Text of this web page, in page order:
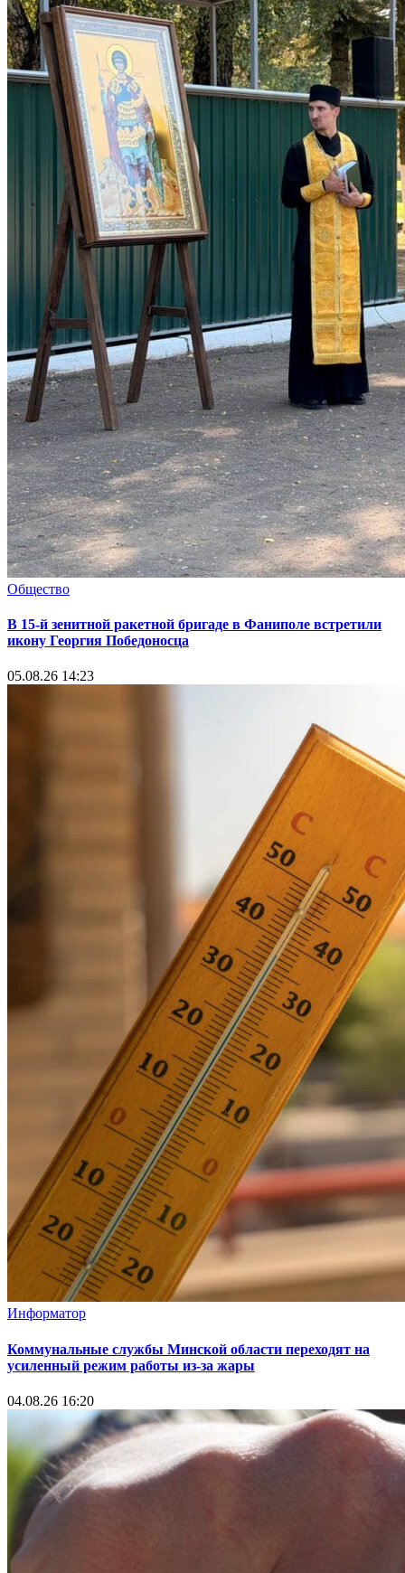
Общество
В 15-й зенитной ракетной бригаде в Фаниполе встретили
икону Георгия Победоносца
05.08.26 14:23
Информатор
Коммунальные службы Минской области переходят на
усиленный режим работы из-за жары
04.08.26 16:20